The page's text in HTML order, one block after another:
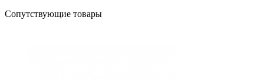
Сопутствующие товары